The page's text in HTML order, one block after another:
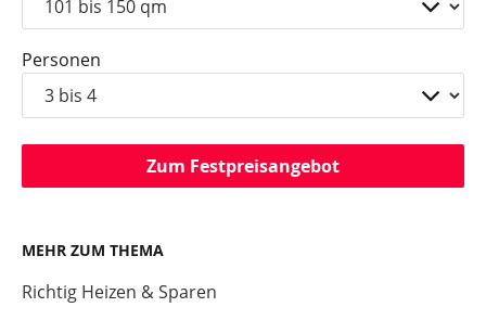
Personen
Zum Festpreisangebot
MEHR ZUM THEMA
Richtig Heizen & Sparen